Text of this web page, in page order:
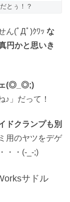
とぅ！？
ん(ﾟДﾟ)ｸﾜｯ な
円かと思いき
ェ(◎_◎;)
♪」だって！
ドクランプも別
用のヤツをデゲ
・・(-_-;)
サドル